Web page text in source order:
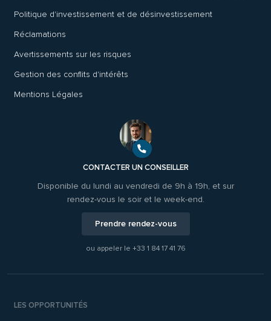
Politique d'investissement et de désinvestissement
Réclamations
Avertissements sur les risques
Gestion des conflits d'intérêts
Mentions Légales
CONTACTER UN CONSEILLER
Disponible du lundi au vendredi de 9h à 19h, et sur
rendez-vous le soir et le week-end.
Prendre rendez-vous
ou appeler le +33 1 84 17 41 76
LES OPPORTUNITÉS